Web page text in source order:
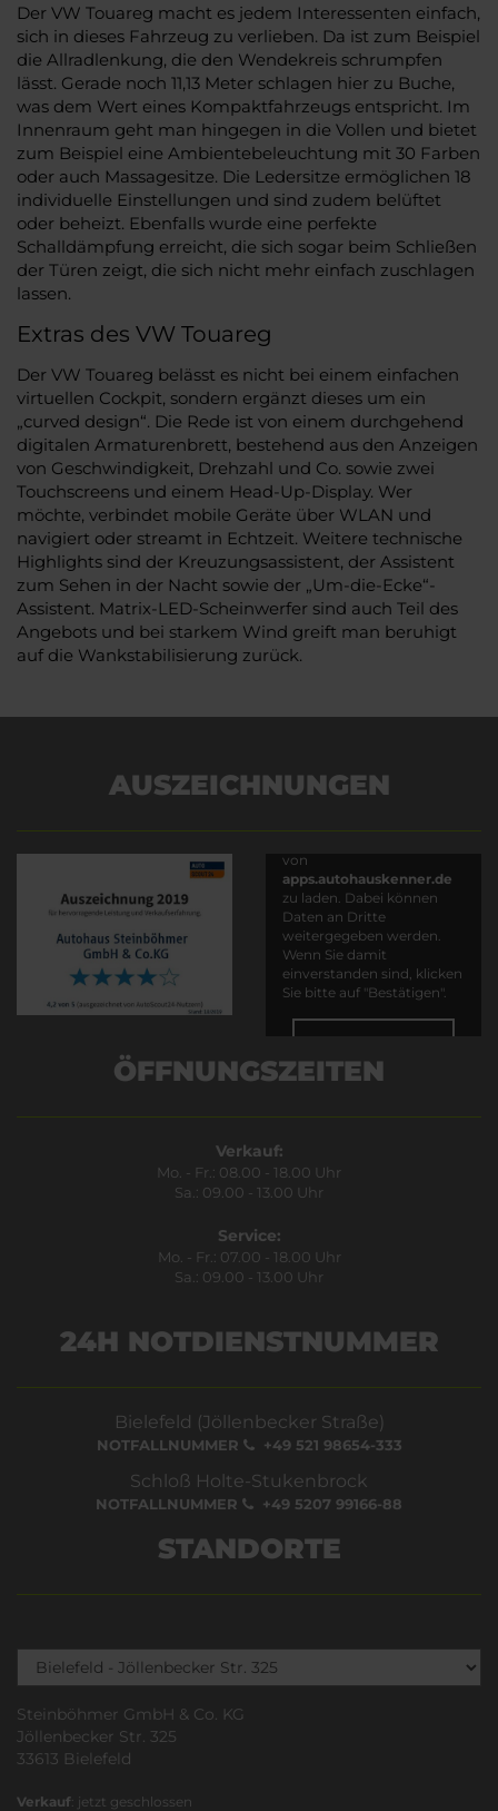
Der VW Touareg macht es jedem Interessenten einfach,
sich in dieses Fahrzeug zu verlieben. Da ist zum Beispiel
die Allradlenkung, die den Wendekreis schrumpfen
lässt. Gerade noch 11,13 Meter schlagen hier zu Buche,
was dem Wert eines Kompaktfahrzeugs entspricht. Im
Innenraum geht man hingegen in die Vollen und bietet
zum Beispiel eine Ambientebeleuchtung mit 30 Farben
oder auch Massagesitze. Die Ledersitze ermöglichen 18
individuelle Einstellungen und sind zudem belüftet
oder beheizt. Ebenfalls wurde eine perfekte
Schalldämpfung erreicht, die sich sogar beim Schließen
der Türen zeigt, die sich nicht mehr einfach zuschlagen
lassen.
Extras des VW Touareg
Der VW Touareg belässt es nicht bei einem einfachen
virtuellen Cockpit, sondern ergänzt dieses um ein
„curved design“. Die Rede ist von einem durchgehend
digitalen Armaturenbrett, bestehend aus den Anzeigen
von Geschwindigkeit, Drehzahl und Co. sowie zwei
Touchscreens und einem Head-Up-Display. Wer
möchte, verbindet mobile Geräte über WLAN und
navigiert oder streamt in Echtzeit. Weitere technische
Highlights sind der Kreuzungsassistent, der Assistent
zum Sehen in der Nacht sowie der „Um-die-Ecke“-
Assistent. Matrix-LED-Scheinwerfer sind auch Teil des
Angebots und bei starkem Wind greift man beruhigt
auf die Wankstabilisierung zurück.
AUSZEICHNUNGEN
von
apps.autohauskenner.de
zu laden. Dabei können
Daten an Dritte
weitergegeben werden.
Wenn Sie damit
einverstanden sind, klicken
Sie bitte auf "Bestätigen".
ÖFFNUNGSZEITEN
Verkauf:
Mo. - Fr.: 08.00 - 18.00 Uhr
Sa.: 09.00 - 13.00 Uhr
Service:
Mo. - Fr.: 07.00 - 18.00 Uhr
Sa.: 09.00 - 13.00 Uhr
24H NOTDIENSTNUMMER
Bielefeld (Jöllenbecker Straße)
NOTFALLNUMMER +49 521 98654-333
Schloß Holte-Stukenbrock
NOTFALLNUMMER +49 5207 99166-88
STANDORTE
Steinböhmer GmbH & Co. KG
Jöllenbecker Str. 325
33613 Bielefeld
Verkauf: jetzt geschlossen